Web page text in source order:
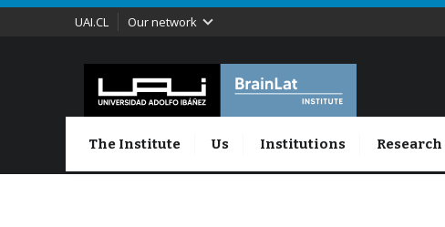
UAI.CL Our network
The Institute Us Institutions